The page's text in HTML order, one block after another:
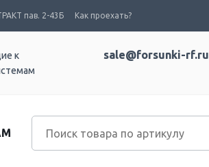
пав. 2-43Б Как проехать?
к
sale@forsunki-rf.ru